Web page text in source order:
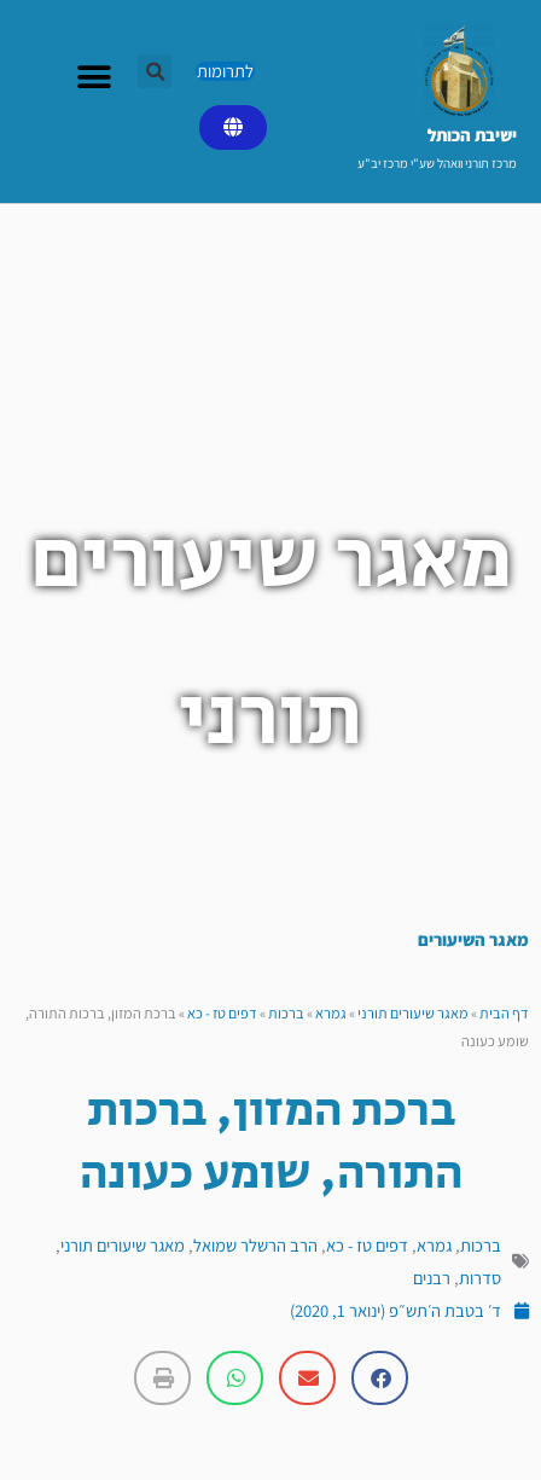
ישיבת הכותל​
מרכז תורני וואהל שע"י מרכז יב"ע
לתרומות
מאגר שיעורים
תורני
מאגר השיעורים
דף הבית»מאגר שיעורים תורני»גמרא»ברכות»דפים טז - כא»ברכת המזון, ברכות התורה,
שומע כעונה
ברכת המזון, ברכות
התורה, שומע כעונה
ברכות, גמרא, דפים טז - כא, הרב הרשלר שמואל, מאגר שיעורים תורני,
סדרות, רבנים
ד׳ בטבת ה׳תש״פ (ינואר 1, 2020)